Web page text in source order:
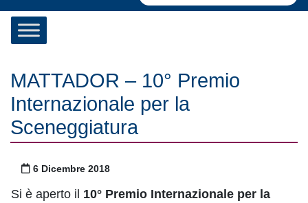
MATTADOR – 10° Premio
Internazionale per la
Sceneggiatura
Pubblicato il
6 Dicembre 2018
Si è aperto il 10° Premio Internazionale per la